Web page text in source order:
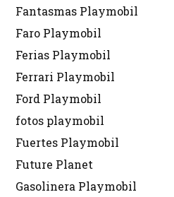
Fantasmas Playmobil
Faro Playmobil
Ferias Playmobil
Ferrari Playmobil
Ford Playmobil
fotos playmobil
Fuertes Playmobil
Future Planet
Gasolinera Playmobil